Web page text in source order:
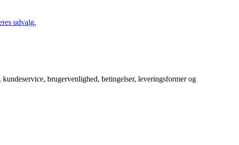
udvalg.
brugervenlighed, betingelser, leveringsformer og